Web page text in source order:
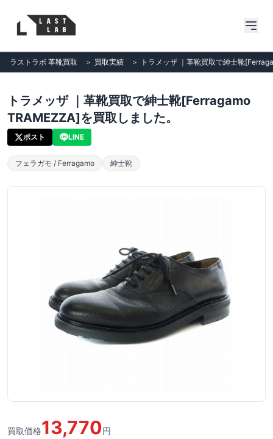
ラストラボ 革靴買取 ＞ 買取実績 ＞ トラメッザ ｜革靴買取で紳士靴
トラメッザ ｜革靴買取で紳士靴[Ferragamo
TRAMEZZA]を買取しました。
ポスト LINE
フェラガモ / Ferragamo 紳士靴
買取価格13,770円